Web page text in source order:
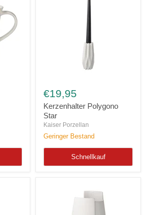
Polygono
Star
€19,95
Kerzenhalter Polygono
Star
Kaiser Porzellan
Geringer Bestand
Schnellkauf